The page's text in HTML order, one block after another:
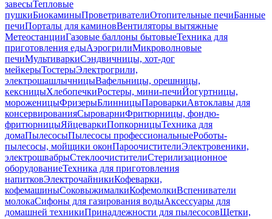
завесыТепловые
пушкиБиокаминыПроветривателиОтопительные печиБанные
печиПорталы для каминовВентиляторы вытяжные
МетеостанцииГазовые баллоны бытовыеТехника для
приготовления едыАэрогрилиМикроволновые
печиМультиваркиСэндвичницы, хот-дог
мейкерыТостерыЭлектрогрили,
электрошашлычницыВафельницы, орешницы,
кексницыХлебопечкиРостеры, мини-печиЙогуртницы,
мороженицыФризерыБлинницыПароваркиАвтоклавы для
консервированияСыроварниФритюрницы, фондю-
фритюрницыЯйцеваркиПопкорницыТехника для
домаПылесосыПылесосы профессиональныеРоботы-
пылесосы, мойщики оконПароочистителиЭлектровеники,
электрошвабрыСтеклоочистителиСтерилизационное
оборудованиеТехника для приготовления
напитковЭлектрочайникиКофеварки,
кофемашиныСоковыжималкиКофемолкиВспениватели
молокаСифоны для газирования водыАксессуары для
домашней техникиПринадлежности для пылесосовЩетки,